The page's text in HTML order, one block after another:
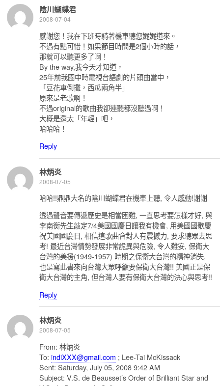
陰川蝴蝶君
2008-07-04
感謝您！我在下班時騎著機車聽您娓娓道來。
不過有點可惜！如果節目時間是2個小時的話，
那就可以聽更多了啊！
By the way,我今天才知道，
25年前我國中時電視台語劇的片頭曲當中，
「豆花車倒攤，西瓜兩角半」
原來是老歌啊！
不過original的歌曲我卻連聽都沒聽過啊！
大概是還太「年輕」吧，
哈哈哈！
Reply
林炳炎
2008-07-05
哈哈!!鼎鼎大名的陰川蝴蝶君在機車上聽, 令人感動!謝謝
透過聲音要傳遞歷史是相當困難, 一直思考要怎樣才好, 與
李南衡先生敲定7/4美國國慶日讓我有機會, 用美國國歌慶
祝美國國慶日, 相信這歌曲會對人有震撼力, 要求聽眾去思
考! 最近台灣情勢發展非常詭異與危險, 令人難安, 保衛大
台灣的美援(1949-1957) 時期之保衛大台灣的精神消失,
也是寫此書來向台灣大眾呼籲要保衛大台灣!! 美國正是保
衛大台灣的主角, 但台灣人要有保衛大台灣的決心與思考!!
Reply
林炳炎
2008-07-05
From: 林炳炎
To: indiXXX@gmail.com ; Lee-Tai McKissack
Sent: Saturday, July 05, 2008 9:42 AM
Subject: V.S. de Beausset’s Order of Brilliant Star and